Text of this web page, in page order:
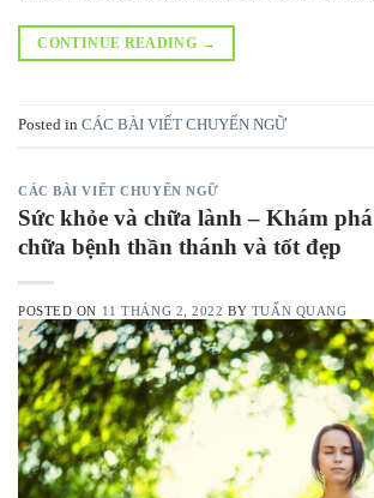
CONTINUE READING →
Posted in CÁC BÀI VIẾT CHUYỂN NGỮ
CÁC BÀI VIẾT CHUYỂN NGỮ
Sức khỏe và chữa lành – Khám
chữa bệnh thần thánh và tốt đẹp
POSTED ON 11 THÁNG 2, 2022 BY TUẤN QUANG